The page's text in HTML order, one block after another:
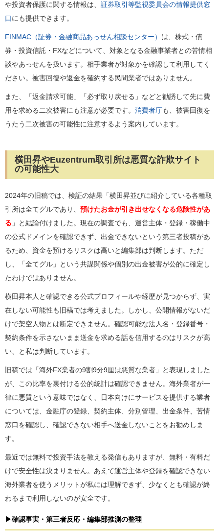
や投資者保護に関する情報は、 証券取引等監視委員会の情報提供窓
口にも提供できます。
FINMAC（証券・金融商品あっせん相談センター） は、株式・債
券・投資信託・FXなどについて、対象となる金融事業者との苦情相
談やあっせんを扱います。相手業者が対象かを確認して利用してく
ださい。被害回復や返金を確約する民間業者ではありません。
また、「返金請求可能」「必ず取り戻せる」などと勧誘して先に費
用を求める二次被害にも注意が必要です。 消費者庁も、被害回復を
うたう二次被害の可能性に注意するよう案内しています。
横田昇やEuzentrum取引所は悪質な詐欺サイト
の可能性大
2024年の旧稿では、検証の結果「横田昇並びに紹介している各種取
引所は全てグルであり、 預けたお金が引き出せなくなる危険性があ
る 」と結論付けました。現在の調査でも、運営主体・登録・稼働中
の公式ドメインを確認できず、出金できないという第三者投稿があ
るため、資金を預けるリスクは高いと編集部は判断します。ただ
し、「全てグル」という共謀関係や個別の出金被害が公的に確定し
たわけではありません。
横田昇本人と確認できる公式プロフィールや経歴が見つからず、実
在しない可能性も旧稿では考えました。しかし、公開情報がないだ
けで架空人物とは断定できません。確認可能な法人名・登録番号・
契約条件を示さないまま送金を求める話を信用するのはリスクが高
い、と私は判断しています。
旧稿では「海外FX業者の9割9分9厘は悪質な業者」と表現しました
が、この比率を裏付ける公的統計は確認できません。海外業者が一
律に悪質という意味ではなく、日本向けにサービスを提供する業者
については、金融庁の登録、契約主体、分別管理、出金条件、苦情
窓口を確認し、確認できない相手へ送金しないことをお勧めしま
す。
最近では無料で投資手法を教える発信もありますが、無料・有料だ
けで安全性は決まりません。あえて運営主体や登録を確認できない
海外業者を使うメリットが私には理解できず、少なくとも確認が終
わるまで利用しないのが安全です。
▶確認事実・第三者反応・編集部推測の整理